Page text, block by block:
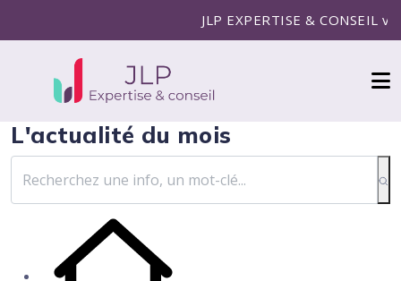
JLP EXPERTISE & CONSEIL
L'actualité du mois